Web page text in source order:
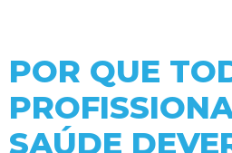
POR QUE
SAÚDE